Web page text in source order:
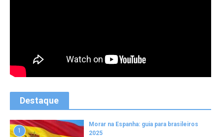
Destaque
1
Morar na Espanha: guia para brasileiros
2025